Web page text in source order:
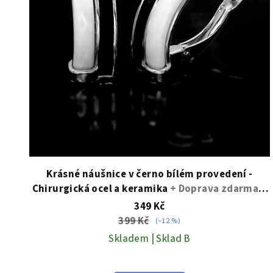
Krásné náušnice v černo bílém provedení -
Chirurgická ocel a keramika + Doprava zdarma +
Dárkové balení zdarma
349 Kč
399 Kč
(–12 %)
Skladem | Sklad B